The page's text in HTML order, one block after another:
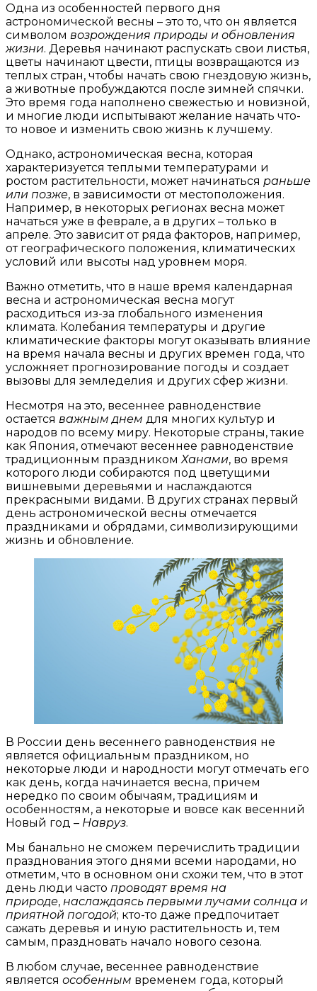
Одна из особенностей первого дня
астрономической весны – это то, что он является
символом возрождения природы и обновления
жизни. Деревья начинают распускать свои листья,
цветы начинают цвести, птицы возвращаются из
теплых стран, чтобы начать свою гнездовую жизнь,
а животные пробуждаются после зимней спячки.
Это время года наполнено свежестью и новизной,
и многие люди испытывают желание начать что-
то новое и изменить свою жизнь к лучшему.
Однако, астрономическая весна, которая
характеризуется теплыми температурами и
ростом растительности, может начинаться раньше
или позже, в зависимости от местоположения.
Например, в некоторых регионах весна может
начаться уже в феврале, а в других – только в
апреле. Это зависит от ряда факторов, например,
от географического положения, климатических
условий или высоты над уровнем моря.
Важно отметить, что в наше время календарная
весна и астрономическая весна могут
расходиться из-за глобального изменения
климата. Колебания температуры и другие
климатические факторы могут оказывать влияние
на время начала весны и других времен года, что
усложняет прогнозирование погоды и создает
вызовы для земледелия и других сфер жизни.
Несмотря на это, весеннее равноденствие
остается важным днем для многих культур и
народов по всему миру. Некоторые страны, такие
как Япония, отмечают весеннее равноденствие
традиционным праздником Ханами, во время
которого люди собираются под цветущими
вишневыми деревьями и наслаждаются
прекрасными видами. В других странах первый
день астрономической весны отмечается
праздниками и обрядами, символизирующими
жизнь и обновление.
В России день весеннего равноденствия не
является официальным праздником, но
некоторые люди и народности могут отмечать его
как день, когда начинается весна, причем
нередко по своим обычаям, традициям и
особенностям, а некоторые и вовсе как весенний
Новый год – Навруз.
Мы банально не сможем перечислить традиции
празднования этого днями всеми народами, но
отметим, что в основном они схожи тем, что в этот
день люди часто проводят время на
природе, наслаждаясь первыми лучами солнца и
приятной погодой; кто-то даже предпочитает
сажать деревья и иную растительность и, тем
самым, праздновать начало нового сезона.
В любом случае, весеннее равноденствие
является особенным временем года, который